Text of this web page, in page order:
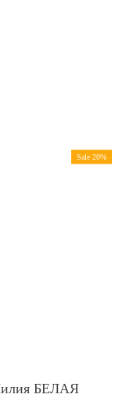
Sale 20%
БЕЛАЯ